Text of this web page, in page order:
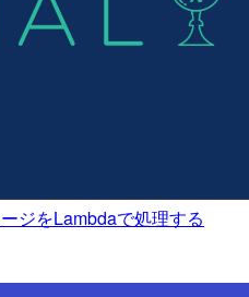
ジをLambdaで処理する